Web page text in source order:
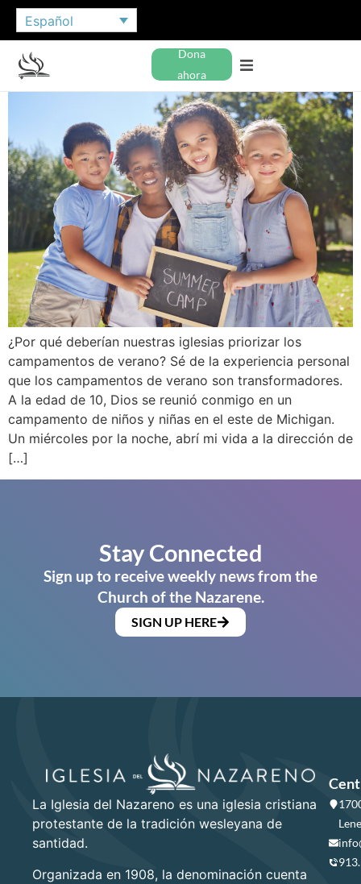
Español
Dona
ahora
¿Por qué deberían nuestras iglesias priorizar los
campamentos de verano? Sé de la experiencia personal
que los campamentos de verano son transformadores.
A la edad de 10, Dios se reunió conmigo en un
campamento de niños y niñas en el este de Michigan.
Un miércoles por la noche, abrí mi vida a la dirección de
[…]
Stay Connected
Sign up to receive weekly news from the
Church of the Nazarene.
SIGN UP HERE
La Iglesia del Nazareno es una iglesia cristiana
protestante de la tradición wesleyana de
santidad.
Organizada en 1908, la denominación cuenta